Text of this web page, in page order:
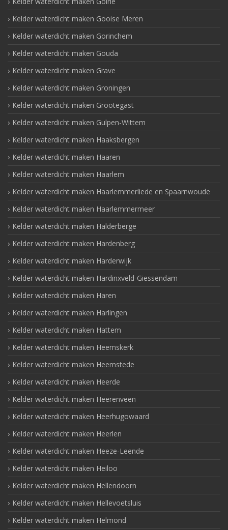
Kelder waterdicht maken Gooise Meren
Kelder waterdicht maken Gorinchem
Kelder waterdicht maken Gouda
Kelder waterdicht maken Grave
Kelder waterdicht maken Groningen
Kelder waterdicht maken Grootegast
Kelder waterdicht maken Gulpen-Wittem
Kelder waterdicht maken Haaksbergen
Kelder waterdicht maken Haaren
Kelder waterdicht maken Haarlem
Kelder waterdicht maken Haarlemmerliede en Spaarnwoude
Kelder waterdicht maken Haarlemmermeer
Kelder waterdicht maken Halderberge
Kelder waterdicht maken Hardenberg
Kelder waterdicht maken Harderwijk
Kelder waterdicht maken Hardinxveld-Giessendam
Kelder waterdicht maken Haren
Kelder waterdicht maken Harlingen
Kelder waterdicht maken Hattem
Kelder waterdicht maken Heemskerk
Kelder waterdicht maken Heemstede
Kelder waterdicht maken Heerde
Kelder waterdicht maken Heerenveen
Kelder waterdicht maken Heerhugowaard
Kelder waterdicht maken Heerlen
Kelder waterdicht maken Heeze-Leende
Kelder waterdicht maken Heiloo
Kelder waterdicht maken Hellendoorn
Kelder waterdicht maken Hellevoetsluis
Kelder waterdicht maken Helmond